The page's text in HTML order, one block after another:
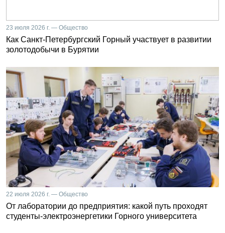
23 июля 2026 г. — Общество
Как Санкт-Петербургский Горный участвует в развитии
золотодобычи в Бурятии
22 июля 2026 г. — Общество
От лаборатории до предприятия: какой путь проходят
студенты-электроэнергетики Горного университета